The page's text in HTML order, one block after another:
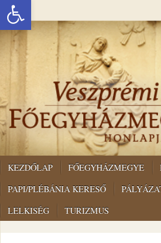
KEZDŐLAP FŐEGYHÁZMEGYE
PAPI/PLÉBÁNIA KERESŐ
LELKISÉG
TURIZMUS